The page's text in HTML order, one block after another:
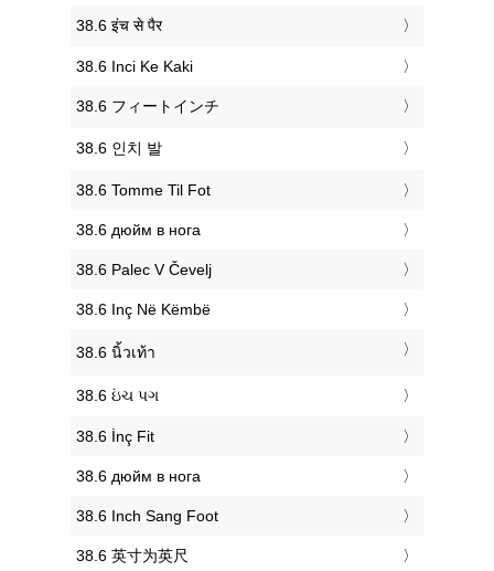
‎38.6 इंच से पैर
‎38.6 Inci Ke Kaki
‎38.6 フィートインチ
‎38.6 인치 발
‎38.6 Tomme Til Fot
‎38.6 дюйм в нога
‎38.6 Palec V Čevelj
‎38.6 Inç Në Këmbë
‎38.6 นิ้วเท้า
‎38.6 ઇંચ પગ
‎38.6 İnç Fit
‎38.6 дюйм в нога
‎38.6 Inch Sang Foot
‎38.6 英寸为英尺